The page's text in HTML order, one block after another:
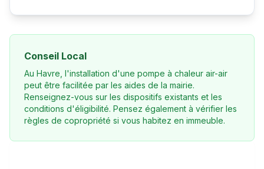
Conseil Local
Au Havre, l'installation d'une pompe à chaleur air-air
peut être facilitée par les aides de la mairie.
Renseignez-vous sur les dispositifs existants et les
conditions d'éligibilité. Pensez également à vérifier les
règles de copropriété si vous habitez en immeuble.